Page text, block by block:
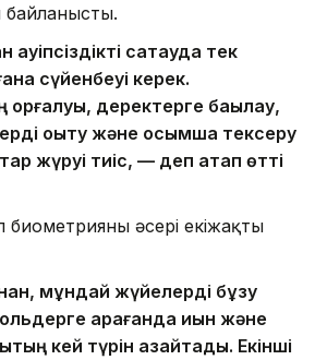
сақтауда тек
сүйенбеуі керек.
деректерге бақылау,
оқыту және қосымша тексеру
жүруі тиіс, — деп атап өтті
әсері екіжақты
мұндай жүйелерді бұзу
қарағанда қиын және
кей түрін азайтады. Екінші